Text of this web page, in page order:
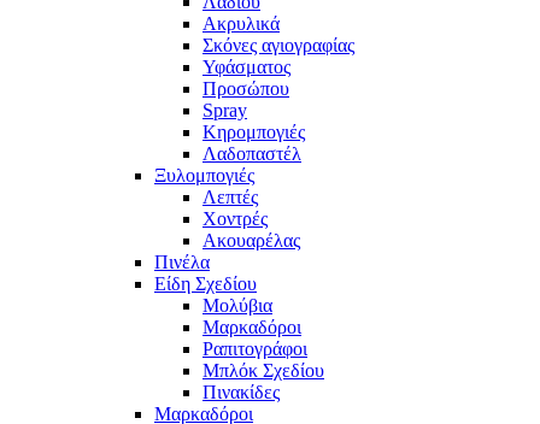
Ακρυλικά
Σκόνες αγιογραφίας
Υφάσματος
Προσώπου
Spray
Κηρομπογιές
Λαδοπαστέλ
Ξυλομπογιές
Λεπτές
Χοντρές
Ακουαρέλας
Πινέλα
Είδη Σχεδίου
Μολύβια
Μαρκαδόροι
Ραπιτογράφοι
Μπλόκ Σχεδίου
Πινακίδες
Μαρκαδόροι